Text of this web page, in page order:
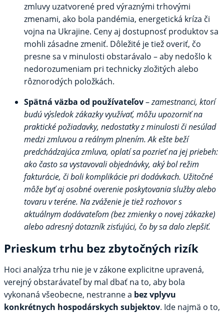
zmluvy uzatvorené pred výraznými trhovými
zmenami, ako bola pandémia, energetická kríza či
vojna na Ukrajine. Ceny aj dostupnosť produktov sa
mohli zásadne zmeniť. Dôležité je tiež overiť, čo
presne sa v minulosti obstarávalo – aby nedošlo k
nedorozumeniam pri technicky zložitých alebo
rôznorodých položkách.
Spätná väzba od používateľov–zamestnanci, ktorí
budú výsledok zákazky využívať, môžu upozorniť na
praktické požiadavky, nedostatky z minulosti či nesúlad
medzi zmluvou a reálnym plnením. Ak ešte beží
predchádzajúca zmluva, oplatí sa pozrieť na jej priebeh:
ako často sa vystavovali objednávky, aký bol režim
fakturácie, či boli komplikácie pri dodávkach. Užitočné
môže byť aj osobné overenie poskytovania služby alebo
tovaru v teréne. Na zváženie je tiež rozhovor s
aktuálnym dodávateľom (bez zmienky o novej zákazke)
alebo adresný dotazník zisťujúci, čo by sa dalo zlepšiť.
Prieskum trhu bez zbytočných rizík
Hoci analýza trhu nie je v zákone explicitne upravená,
verejný obstarávateľ by mal dbať na to, aby bola
vykonaná všeobecne, nestranne a bez vplyvu
konkrétnych hospodárskych subjektov. Ide najmä o to,